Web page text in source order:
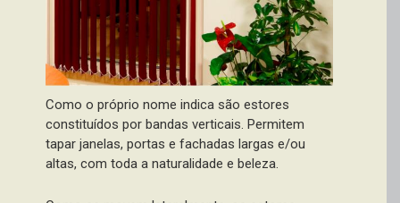
Como o próprio nome indica são estores
constituídos por bandas verticais. Permitem
tapar janelas, portas e fachadas largas e/ou
altas, com toda a naturalidade e beleza.